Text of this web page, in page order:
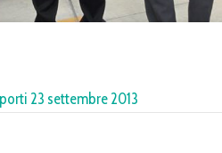
23 settembre 2013